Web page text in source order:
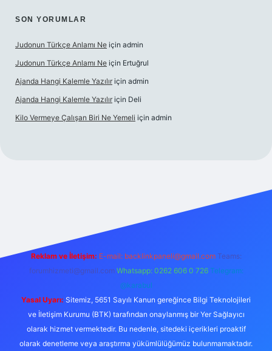
SON YORUMLAR
Judonun Türkçe Anlamı Ne için admin
Judonun Türkçe Anlamı Ne için Ertuğrul
Ajanda Hangi Kalemle Yazılır için admin
Ajanda Hangi Kalemle Yazılır için Deli
Kilo Vermeye Çalışan Biri Ne Yemeli için admin
Reklam ve İletişim: E-mail: backlinkpaneli@gmail.com Teams:
forumhizmeti@gmail.com Whatsapp: 0262 606 0 726 Telegram:
@karabul
Yasal Uyarı: Sitemiz, 5651 Sayılı Kanun gereğince Bilgi Teknolojileri
ve İletişim Kurumu (BTK) tarafından onaylanmış bir Yer Sağlayıcı
olarak hizmet vermektedir. Bu nedenle, sitedeki içerikleri proaktif
olarak denetleme veya araştırma yükümlülüğümüz bulunmamaktadır.